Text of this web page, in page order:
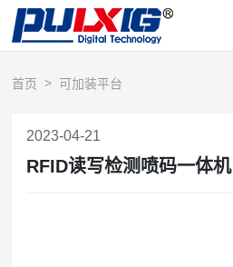
首页 可加装平台
2023-04-21
RFID读写检测喷码一体机